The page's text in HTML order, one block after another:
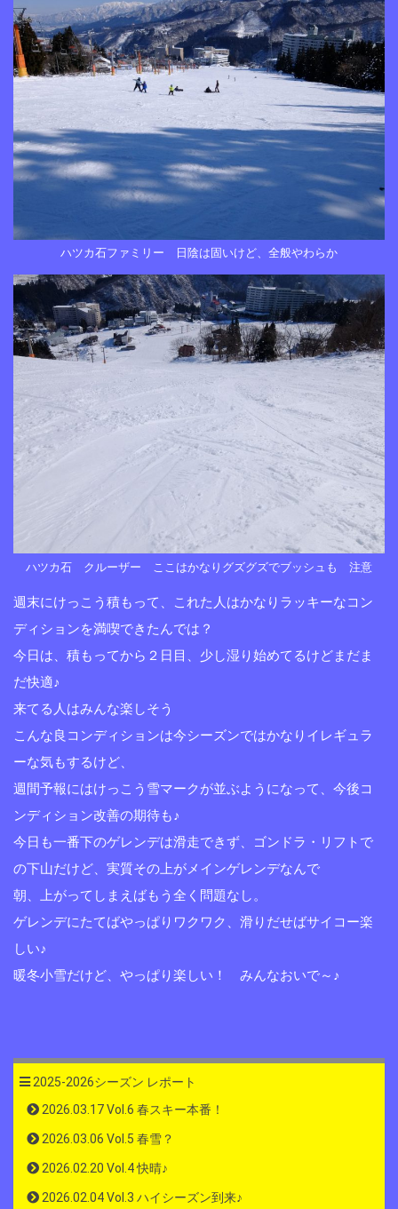
ハツカ石ファミリー 日陰は固いけど、全般やわらか
ハツカ石 クルーザー ここはかなりグズグズでブッシュも 注意
週末にけっこう積もって、これた人はかなりラッキーなコン
ディションを満喫できたんでは？
今日は、積もってから２日目、少し湿り始めてるけどまだま
だ快適♪
来てる人はみんな楽しそう
こんな良コンディションは今シーズンではかなりイレギュラ
ーな気もするけど、
週間予報にはけっこう雪マークが並ぶようになって、今後コ
ンディション改善の期待も♪
今日も一番下のゲレンデは滑走できず、ゴンドラ・リフトで
の下山だけど、実質その上がメインゲレンデなんで
朝、上がってしまえばもう全く問題なし。
ゲレンデにたてばやっぱりワクワク、滑りだせばサイコー楽
しい♪
暖冬小雪だけど、やっぱり楽しい！ みんなおいで～♪
2025-2026シーズン レポート
2026.03.17 Vol.6 春スキー本番！
2026.03.06 Vol.5 春雪？
2026.02.20 Vol.4 快晴♪
2026.02.04 Vol.3 ハイシーズン到来♪